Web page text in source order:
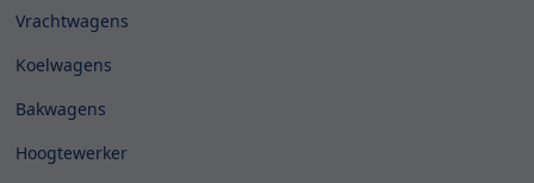
Vrachtwagens
Koelwagens
Bakwagens
Hoogtewerker